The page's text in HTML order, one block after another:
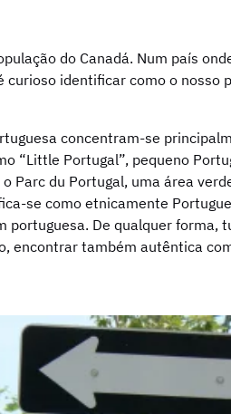
do Canadá. Num país
curioso identificar como o
concentram-se
“Little Portugal”, pequeno
Parc du Portugal, uma área
se como etnicamente
De qualquer forma,
encontrar também autêntica